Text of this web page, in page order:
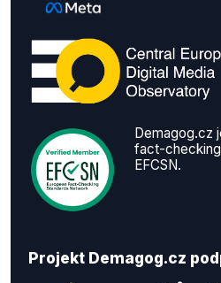
Demagog.cz
fact-
EFCSN.
Projekt Demagog.cz